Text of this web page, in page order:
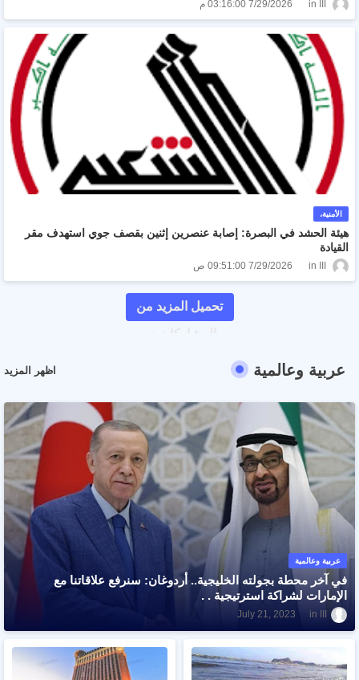
7/29/2026 03:16:00 م
الأمنية،
هيئة الحشد في البصرة: إصابة عنصرين إثنين بقصف جوي استهدف مقر
القيادة
7/29/2026 09:51:00 ص
تحميل المزيد من
عربية وعالمية اظهر المزيد
عربية وعالمية
في آخر محطة بجولته الخليجية.. أردوغان: سنرفع علاقاتنا مع
الإمارات لشراكة استرتيجية . .
July 21, 2023